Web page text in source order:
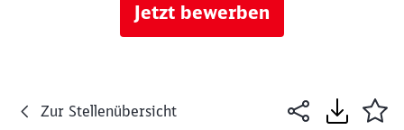
Jetzt bewerben
Zur Stellenübersicht